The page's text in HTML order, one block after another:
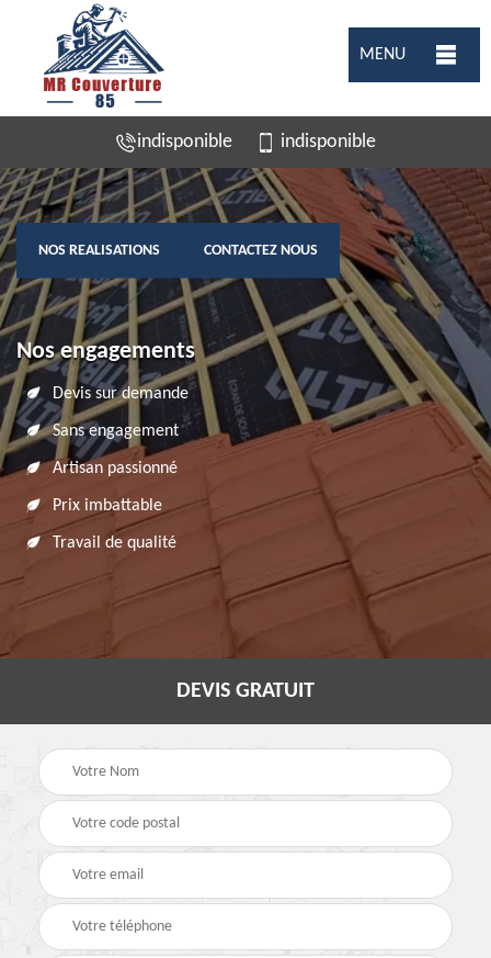
MENU
indisponible indisponible
NOS REALISATIONS CONTACTEZ NOUS
Nos engagements
Devis sur demande
Sans engagement
Artisan passionné
Prix imbattable
Travail de qualité
DEVIS GRATUIT